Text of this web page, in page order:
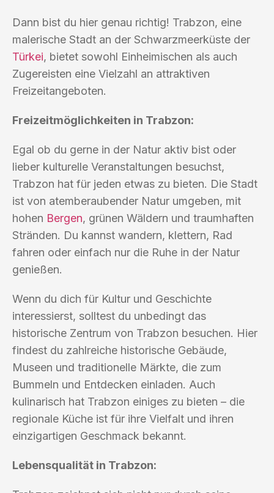
Dann bist du hier genau richtig! Trabzon, eine
malerische Stadt an der Schwarzmeerküste der
Türkei, bietet sowohl Einheimischen als auch
Zugereisten eine Vielzahl an attraktiven
Freizeitangeboten.
Freizeitmöglichkeiten in Trabzon:
Egal ob du gerne in der Natur aktiv bist oder
lieber kulturelle Veranstaltungen besuchst,
Trabzon hat für jeden etwas zu bieten. Die Stadt
ist von atemberaubender Natur umgeben, mit
hohen Bergen, grünen Wäldern und traumhaften
Stränden. Du kannst wandern, klettern, Rad
fahren oder einfach nur die Ruhe in der Natur
genießen.
Wenn du dich für Kultur und Geschichte
interessierst, solltest du unbedingt das
historische Zentrum von Trabzon besuchen. Hier
findest du zahlreiche historische Gebäude,
Museen und traditionelle Märkte, die zum
Bummeln und Entdecken einladen. Auch
kulinarisch hat Trabzon einiges zu bieten – die
regionale Küche ist für ihre Vielfalt und ihren
einzigartigen Geschmack bekannt.
Lebensqualität in Trabzon: